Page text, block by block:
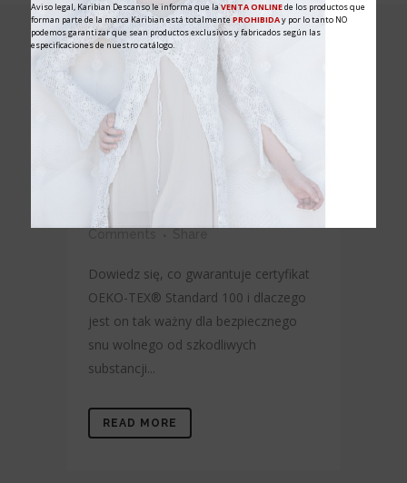
05 May OEKO-TEX®
Standard 100: czym
jest i dlaczego ma
znaczenie podczas
snu
Posted at 10:00h Descanso
noticias
Dowiedz się, co gwarantuje certyfikat
OEKO-TEX® Standard 100 i dlaczego
jest on tak ważny dla bezpiecznego
snu wolnego od szkodliwych
substancji...
READ MORE
Aviso legal, Karibian Descanso le informa que laVENTA ONLINEde los productos que
forman parte de la marca Karibian está totalmentePROHIBIDAy por lo tanto NO
podemos garantizar que sean productos exclusivos y fabricados según las
especificaciones de nuestro catálogo.